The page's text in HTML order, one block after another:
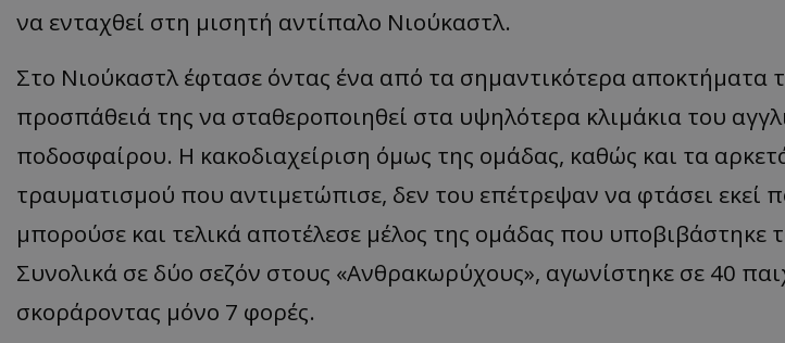
να ενταχθεί στη μισητή αντίπαλο Νιούκαστλ.
Στο Νιούκαστλ έφτασε όντας ένα από τα σημαντικότερα αποκτήματα
προσπάθειά της να σταθεροποιηθεί στα υψηλότερα κλιμάκια του
ποδοσφαίρου. Η κακοδιαχείριση όμως της ομάδας, καθώς και τα
τραυματισμού που αντιμετώπισε, δεν του επέτρεψαν να φτάσει εκεί
μπορούσε και τελικά αποτέλεσε μέλος της ομάδας που υποβιβάστηκε
Συνολικά σε δύο σεζόν στους «Ανθρακωρύχους», αγωνίστηκε σε 40
σκοράροντας μόνο 7 φορές.